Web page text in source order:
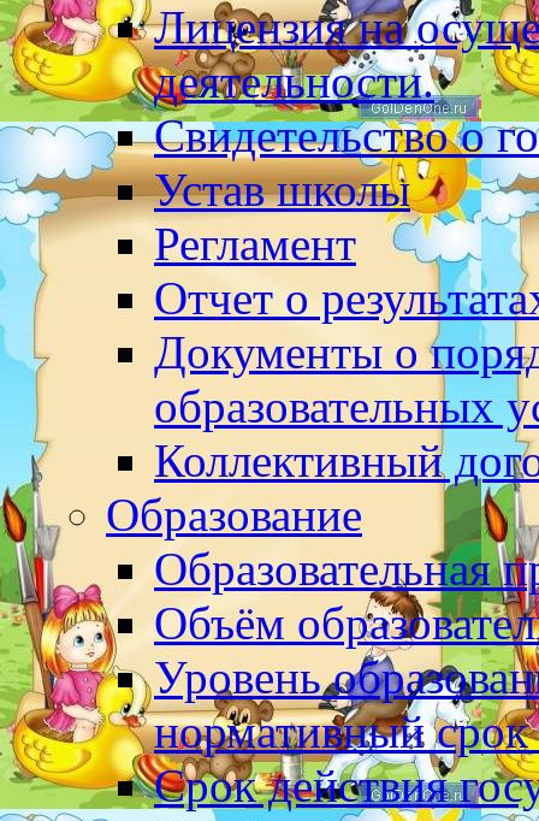
Лицензия на
деятельности.
Свидетельство о
Устав школы
Регламент
Отчет о
Документы о
образовательных
Коллективный
Образование
Образовательная
Объём
Уровень
нормативный срок
Срок действия